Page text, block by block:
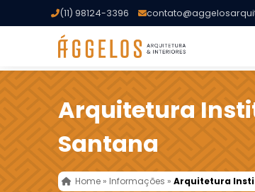
(11) 98124-3396
Arquitetura
Santana
Home » Informações »Arquitetura